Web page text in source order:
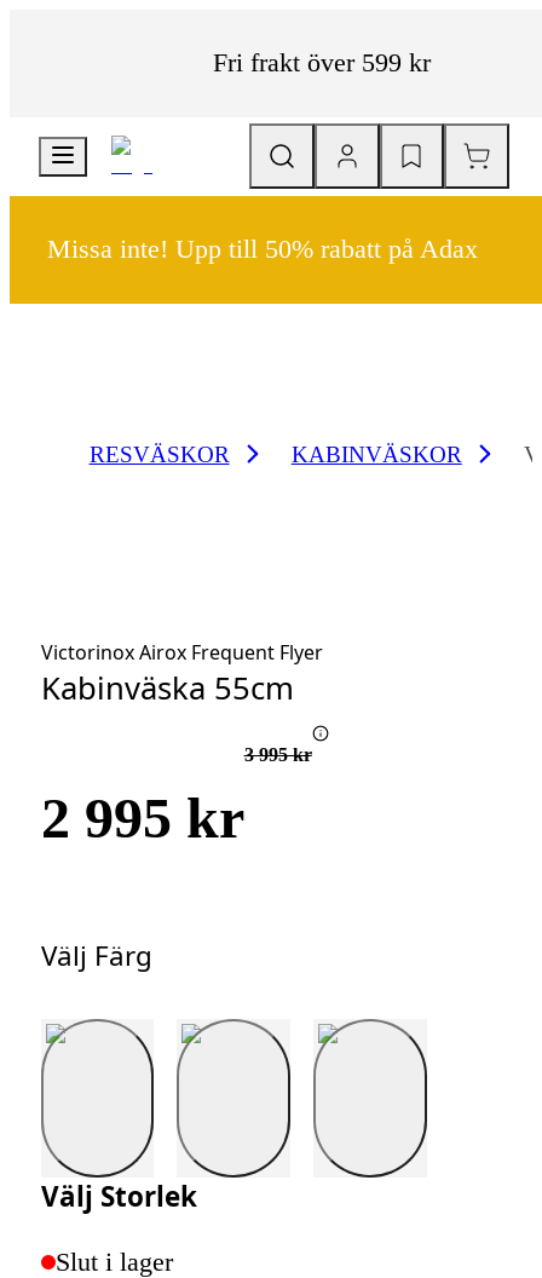
Fri frakt över 599 kr
Missa inte! Upp till 50% rabatt på Adax
RESVÄSKOR KABINVÄSKOR
Victorinox Airox Frequent Flyer
Kabinväska 55cm
2 995 kr
3 995 kr
Välj Färg
Välj Färg
Välj Storlek
Slut i lager